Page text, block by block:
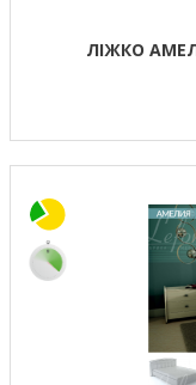
ЛІЖКО